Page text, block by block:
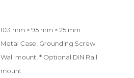
103 mm × 95 mm × 25 mm
Metal Case, Grounding Screw
Wall mount, * Optional DIN Rail
mount